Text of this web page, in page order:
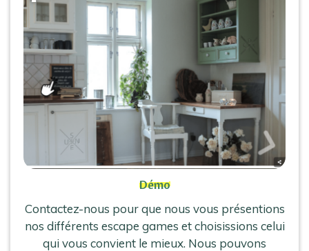
Démo
Contactez-nous pour que nous vous présentions
nos différents escape games et choisissions celui
qui vous convient le mieux. Nous pouvons